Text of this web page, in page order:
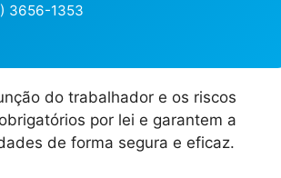
3656-1353
do trabalhador e os riscos
por lei e garantem a
de forma segura e eficaz.